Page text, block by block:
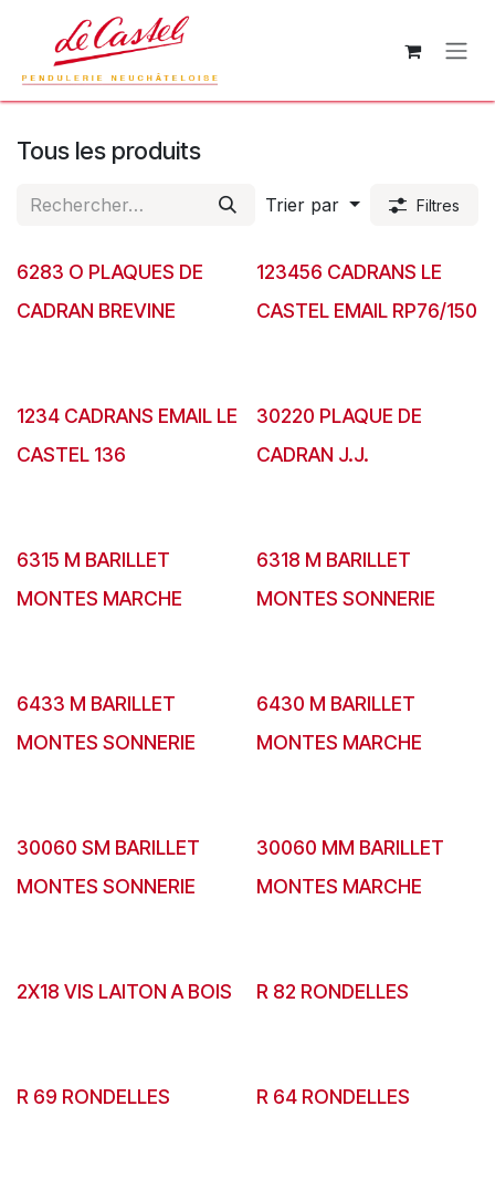
Se rendre au contenu
Tous les produits
Trier par Filtres
6283 O PLAQUES DE
CADRAN BREVINE
123456 CADRANS LE
CASTEL EMAIL RP76/150
1234 CADRANS EMAIL LE
CASTEL 136
30220 PLAQUE DE
CADRAN J.J.
6315 M BARILLET
MONTES MARCHE
6318 M BARILLET
MONTES SONNERIE
6433 M BARILLET
MONTES SONNERIE
6430 M BARILLET
MONTES MARCHE
30060 SM BARILLET
MONTES SONNERIE
30060 MM BARILLET
MONTES MARCHE
2X18 VIS LAITON A BOIS R 82 RONDELLES
R 69 RONDELLES R 64 RONDELLES